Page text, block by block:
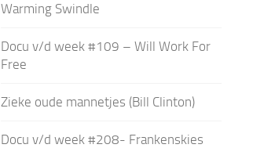
Warming Swindle
Docu v/d week #109 – Will Work For
Free
Zieke oude mannetjes (Bill Clinton)
Docu v/d week #208- Frankenskies